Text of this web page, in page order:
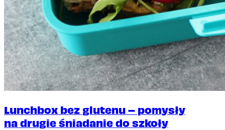
Lunchbox bez glutenu – pomysły
na drugie śniadanie do szkoły